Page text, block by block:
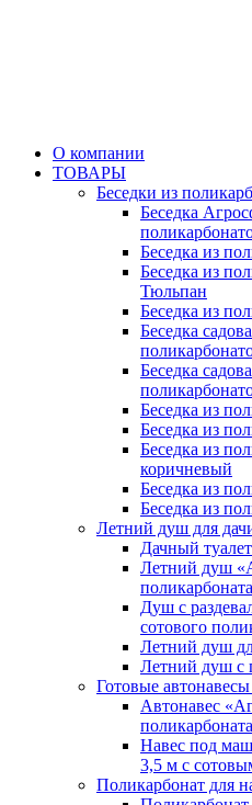
О компании
ТОВАРЫ
Беседки из
Беседка
Беседка из
Беседка из
Тюльпан
Беседка из
Беседка
Беседка
Беседка из
Беседка из
Беседка из
коричневый
Беседка из
Беседка из
Летний душ для
Дачный
Летний душ
поликарбоната
Душ с
сотового
Летний душ
Летний душ с
Готовые
Автонавес
поликарбоната
Навес под
3,5 м с
Поликарбонат для